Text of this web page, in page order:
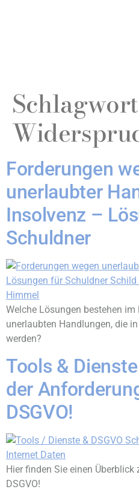
Forderungen
unerlaubter
Insolvenz –
Schuldner
Welche Lösungen bestehen
unerlaubten Handlungen, die
werden?
Tools &
der
DSGVO!
Hier finden Sie einen
DSGVO!